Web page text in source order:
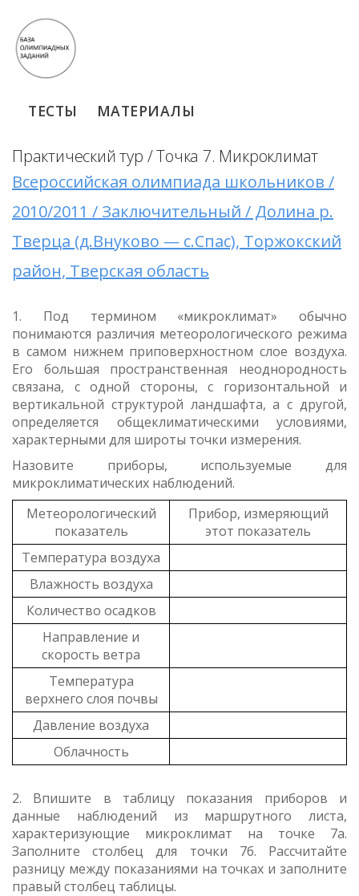
ТЕСТЫ МАТЕРИАЛЫ
Практический тур / Точка 7. Микроклимат
Всероссийская олимпиада школьников /
2010/2011 / Заключительный / Долина р.
Тверца (д.Внуково — с.Спас), Торжокский
район, Тверская область
1. Под термином «микроклимат» обычно
понимаются различия метеорологического режима
в самом нижнем приповерхностном слое воздуха.
Его большая пространственная неоднородность
связана, с одной стороны, с горизонтальной и
вертикальной структурой ландшафта, а с другой,
определяется общеклиматическими условиями,
характерными для широты точки измерения.
Назовите приборы, используемые для
микроклиматических наблюдений.
Метеорологический
показатель
Прибор, измеряющий
этот показатель
Температура воздуха
Влажность воздуха
Количество осадков
Направление и
скорость ветра
Температура
верхнего слоя почвы
Давление воздуха
Облачность
2. Впишите в таблицу показания приборов и
данные наблюдений из маршрутного листа,
характеризующие микроклимат на точке 7а.
Заполните столбец для точки 7б. Рассчитайте
разницу между показаниями на точках и заполните
правый столбец таблицы.